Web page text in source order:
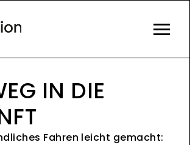
IN DIE
Fahren leicht gemacht: